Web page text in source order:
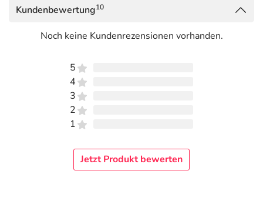
Kundenbewertung10
Noch keine Kundenrezensionen vorhanden.
5
4
3
2
1
Jetzt Produkt bewerten